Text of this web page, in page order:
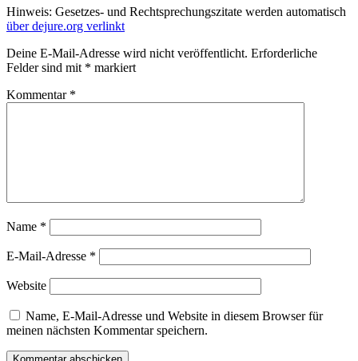
Hinweis: Gesetzes- und Rechtsprechungszitate werden automatisch
über dejure.org verlinkt
Deine E-Mail-Adresse wird nicht veröffentlicht. Erforderliche
Felder sind mit * markiert
Kommentar *
Name *
E-Mail-Adresse *
Website
Name, E-Mail-Adresse und Website in diesem Browser für
meinen nächsten Kommentar speichern.